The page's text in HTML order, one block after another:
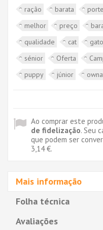
ração barata
melhor
preço
qualidade
cat gato
sénior
Oferta
puppy
júnior
Ao comprar este
de fidelização. Seu
que podem ser
3,14 €.
Mais informação
Folha técnica
Avaliações